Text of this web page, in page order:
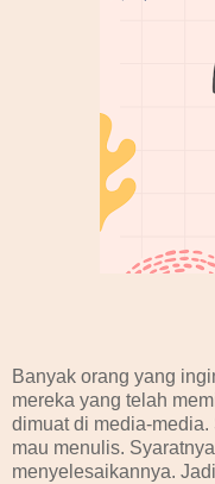
Banyak orang yang
mereka yang telah
dimuat di media-
mau menulis.
menyelesaikannya.